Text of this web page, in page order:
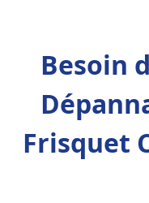
Besoin
Frisquet